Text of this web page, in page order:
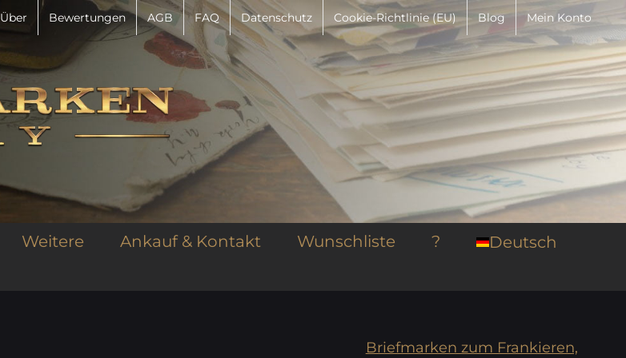
Über Bewertungen AGB FAQ Datenschutz Cookie-Richtlinie (EU) Blog Mein Konto
Weitere Ankauf & Kontakt Wunschliste ? Deutsch
Briefmarken zum Frankieren,